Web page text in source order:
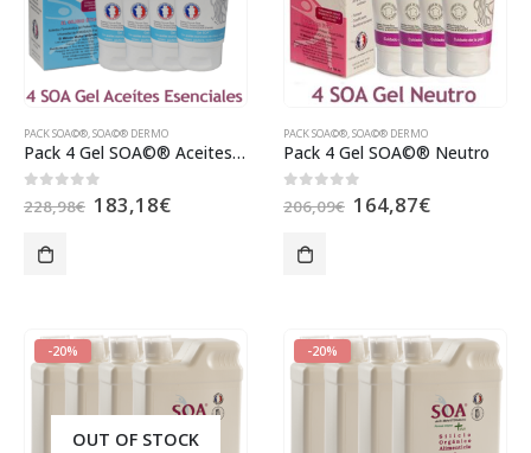
PACK SOA©®,SOA©® DERMO
Pack 4 Gel SOA©® Aceites Esenciales
out of 5
228,98€ 183,18€
PACK SOA©®,SOA©® DERMO
Pack 4 Gel SOA©® Neutro
out of 5
206,09€ 164,87€
-20%
OUT OF STOCK
-20%